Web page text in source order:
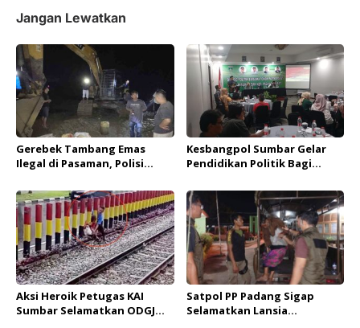
Jangan Lewatkan
Gerebek Tambang Emas
Ilegal di Pasaman, Polisi
Ekskavator
Kesbangpol Sumbar Gelar
Pendidikan Politik Bagi
dan Pasaman Barat
Aksi Heroik Petugas KAI
Sumbar Selamatkan ODGJ
Satpol PP Padang Sigap
Selamatkan Lansia